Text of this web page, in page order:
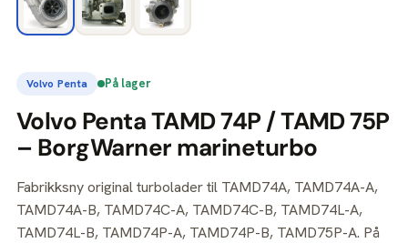
Volvo Penta På lager
Volvo Penta TAMD 74P / TAMD 75P
– BorgWarner marineturbo
Fabrikksny original turbolader til TAMD74A, TAMD74A-A,
TAMD74A-B, TAMD74C-A, TAMD74C-B, TAMD74L-A,
TAMD74L-B, TAMD74P-A, TAMD74P-B, TAMD75P-A. På